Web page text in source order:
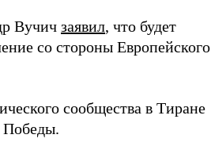
Вучич заявил, что будет
со стороны Европейского
сообщества в Тиране
Победы.